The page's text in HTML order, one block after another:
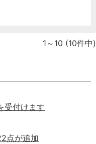
1～10 (10件中)
受付けます
点が追加